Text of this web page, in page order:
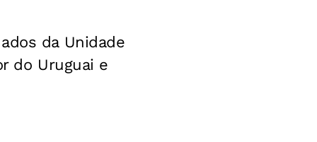
da Unidade
do Uruguai e